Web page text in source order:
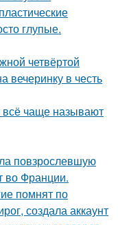
глупые.
четвёртой
вечеринку в честь
чаще называют
повзрослевшую
во Франции.
помнят по
создала аккаунт